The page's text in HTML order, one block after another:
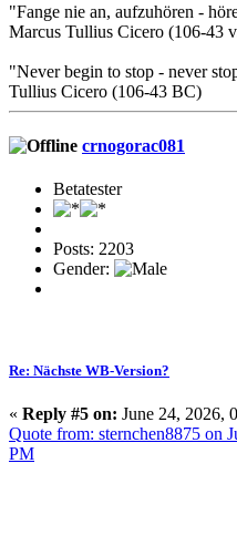
"Fange nie an, aufzuhören -
Marcus Tullius Cicero (106-43
"Never begin to stop - never
Tullius Cicero (106-43 BC)
crnogorac081
Betatester
Posts: 2203
Gender:
Re: Nächste WB-Version?
« Reply #5 on: June 24, 2026,
Quote from: sternchen8875 on
PM